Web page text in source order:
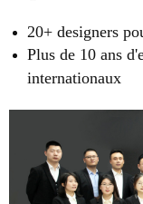
20+ designers
Plus de 10 ans
internationaux